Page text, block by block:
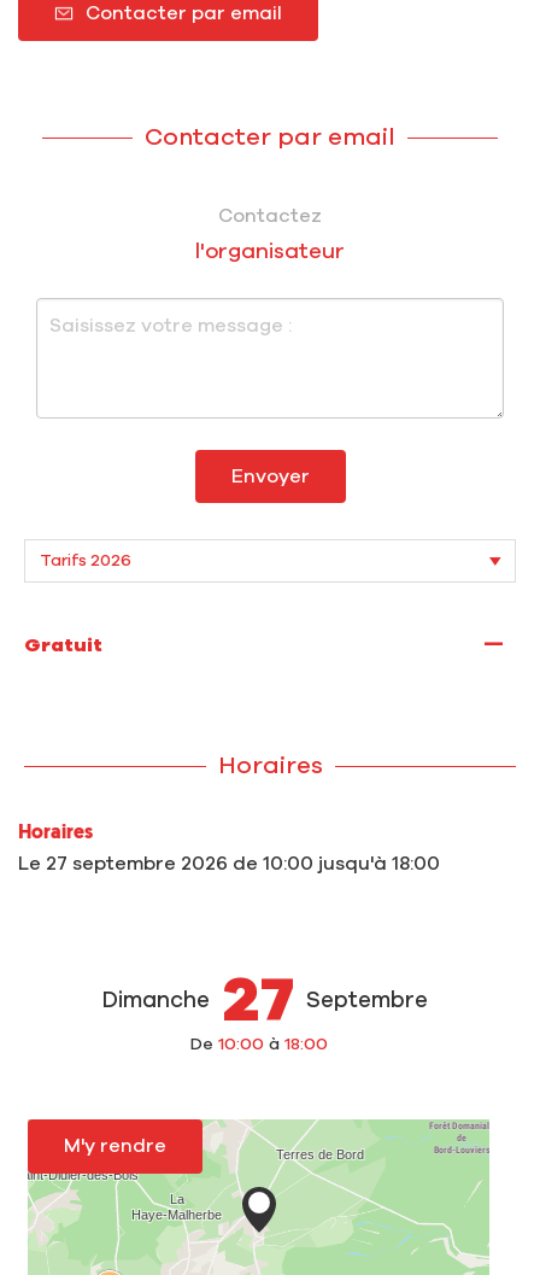
Contacter par email
Contacter par email
Contactez
l'organisateur
Envoyer
Gratuit —
Horaires
Horaires
Le 27 septembre 2026 de 10:00 jusqu'à 18:00
Dimanche 27 Septembre
De 10:00 à 18:00
M'y rendre